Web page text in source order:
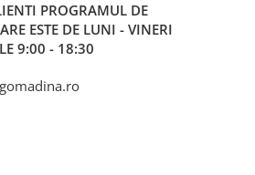
PROGRAMUL DE
ESTE DE LUNI - VINERI
9:00 - 18:30